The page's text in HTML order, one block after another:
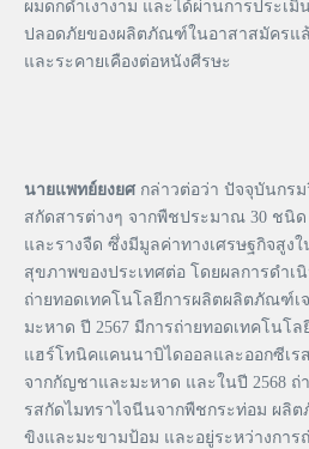
ผมดกดำเงางาม และได้ผ่านการประเ
ปลอดภัยของผลิตภัณฑ์ในอาสาสมัครแล้
และระคายเคืองต่อหนังศีรษะ
นายแพทย์ยงยศ กล่าวต่อว่า ปัจจุบันกร
สกัดสารต่างๆ จากพืชประมาณ 30 ชนิ
และรางจืด ซึ่งมีมูลค่าทางเศรษฐกิจสูง
สุขภาพของประเทศต่อ โดยผลการดำเ
ถ่ายทอดเทคโนโลยีการผลิตผลิตภัณฑ์เ
มะหาด ปี 2567 มีการถ่ายทอดเทคโน
แฮร์โทนิคแคนนาบิไดออลและออกซีเร
จากกัญชาและมะหาด และในปี 2568 ถ่
รสกัดไมทราไจนีนจากพืชกระท่อม ผลิ
ขิงและมะขามป้อม และอยู่ระหว่างกา